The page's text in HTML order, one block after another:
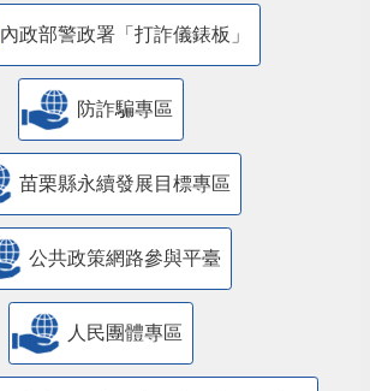
內政部警政署「打詐儀錶板」
防詐騙專區
苗栗縣永續發展目標專區
公共政策網路參與平臺
人民團體專區